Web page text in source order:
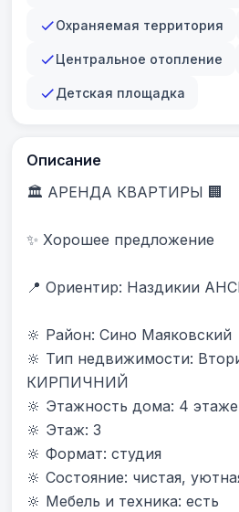
Охраняемая территория
Центральное отопление
Детская площадка
Описание
🏛 АРЕНДА КВАРТИРЫ 🏢
✨ Хорошее предложение
📍 Ориентир: Наздикии
🔆 Район: Сино Маяковский
🔆 Тип недвижимости:
КИРПИЧНИЙ
🔆 Этажность дома: 4
🔆 Этаж: 3
🔆 Формат: студия
🔆 Состояние: чистая,
🔆 Мебель и техника: есть